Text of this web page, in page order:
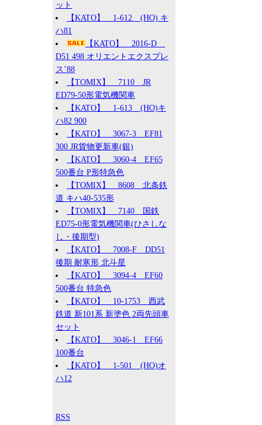
ット
【KATO】 1-612 (HO) キ
ハ81
【KATO】 2016-D
D51 498 オリエントエクスプレ
ス’88
【TOMIX】 7110 JR
ED79-50形電気機関車
【KATO】 1-613 (HO)キ
ハ82 900
【KATO】 3067-3 EF81
300 JR貨物更新車(銀)
【KATO】 3060-4 EF65
500番台 P形特急色
【TOMIX】 8608 北条鉄
道 キハ40-535形
【TOMIX】 7140 国鉄
ED75-0形電気機関車(ひさしな
し・後期型)
【KATO】 7008-F DD51
後期 耐寒形 北斗星
【KATO】 3094-4 EF60
500番台 特急色
【KATO】 10-1753 西武
鉄道 新101系 新塗色 2両先頭車
セット
【KATO】 3046-1 EF66
100番台
【KATO】 1-501 (HO)オ
ハ12
RSS